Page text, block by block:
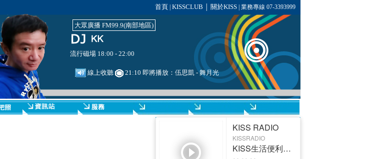
首頁 KISSCLUB 關於KISS| 業務專線 07-3393999
大眾廣播 FM99.9(南部地區)
流行磁場 18:00 - 22:00
線上收聽 21:10 即將播放： 伍思凱- 舞月光